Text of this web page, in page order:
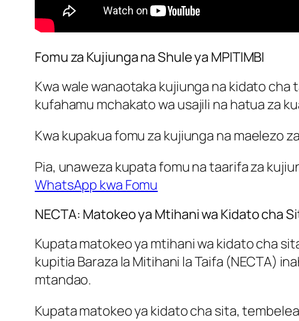
Fomu za Kujiunga na Shule ya MPITIMBI
Kwa wale wanaotaka kujiunga na kidato cha
kufahamu mchakato wa usajili na hatua za
Kwa kupakua fomu za kujiunga na maelezo
Pia, unaweza kupata fomu na taarifa za
WhatsApp kwa Fomu
NECTA: Matokeo ya Mtihani wa Kidato cha
Kupata matokeo ya mtihani wa kidato cha
kupitia Baraza la Mitihani la Taifa (NECTA)
mtandao.
Kupata matokeo ya kidato cha sita,